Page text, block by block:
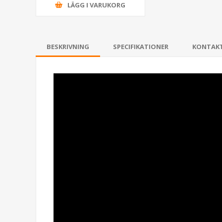
LÄGG I VARUKORG
BESKRIVNING SPECIFIKATIONER